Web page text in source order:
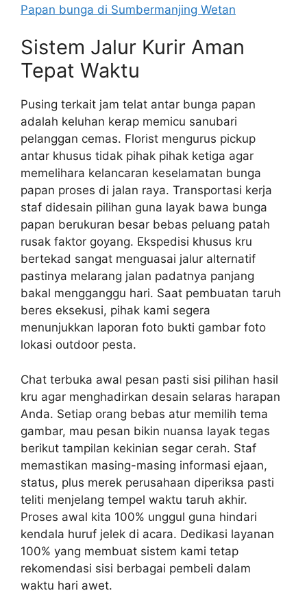
Papan bunga di Sumbermanjing Wetan
Sistem Jalur Kurir Aman
Tepat Waktu
Pusing terkait jam telat antar bunga papan
adalah keluhan kerap memicu sanubari
pelanggan cemas. Florist mengurus pickup
antar khusus tidak pihak pihak ketiga agar
memelihara kelancaran keselamatan bunga
papan proses di jalan raya. Transportasi kerja
staf didesain pilihan guna layak bawa bunga
papan berukuran besar bebas peluang patah
rusak faktor goyang. Ekspedisi khusus kru
bertekad sangat menguasai jalur alternatif
pastinya melarang jalan padatnya panjang
bakal mengganggu hari. Saat pembuatan taruh
beres eksekusi, pihak kami segera
menunjukkan laporan foto bukti gambar foto
lokasi outdoor pesta.
Chat terbuka awal pesan pasti sisi pilihan hasil
kru agar menghadirkan desain selaras harapan
Anda. Setiap orang bebas atur memilih tema
gambar, mau pesan bikin nuansa layak tegas
berikut tampilan kekinian segar cerah. Staf
memastikan masing-masing informasi ejaan,
status, plus merek perusahaan diperiksa pasti
teliti menjelang tempel waktu taruh akhir.
Proses awal kita 100% unggul guna hindari
kendala huruf jelek di acara. Dedikasi layanan
100% yang membuat sistem kami tetap
rekomendasi sisi berbagai pembeli dalam
waktu hari awet.